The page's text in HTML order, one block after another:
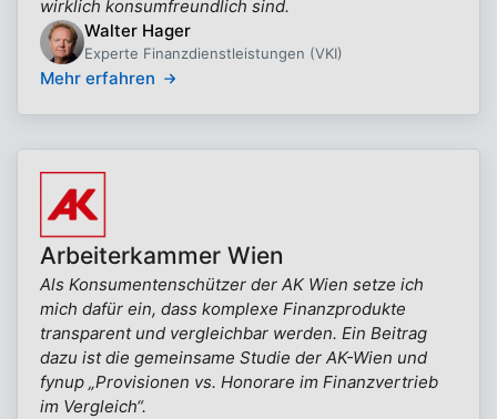
wirklich konsumfreundlich sind.
Walter Hager
Experte Finanzdienstleistungen (VKI)
Mehr erfahren
Arbeiterkammer Wien
Als Konsumentenschützer der AK Wien setze ich
mich dafür ein, dass komplexe Finanzprodukte
transparent und vergleichbar werden. Ein Beitrag
dazu ist die gemeinsame Studie der AK-Wien und
fynup „Provisionen vs. Honorare im Finanzvertrieb
im Vergleich“.